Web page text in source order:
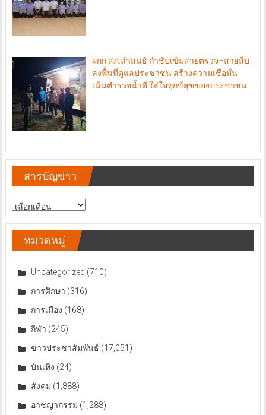
ผกก.สภ.ลำสนธิ กำชับเข้มสายตรวจ–สายสืบ
ลงพื้นที่ดูแลประชาชน สร้างความเชื่อมั่น
เน้นตำรวจน้ำดี ใส่ใจทุกข์สุขของประชาชน
สารบัญข่าว
สารบัญ
ข่าว
หมวดหมู่
Uncategorized (710)
การศึกษา (316)
การเมือง (168)
กีฬา (245)
ข่าวประชาสัมพันธ์ (17,051)
บันเทิง (24)
สังคม (1,888)
อาชญากรรม (1,288)